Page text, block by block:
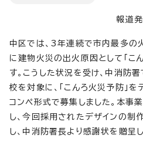
報道
中区では、3年連続で市内最多の
に建物火災の出火原因として「こ
す。こうした状況を受け、中消防
校を対象に、「こんろ火災予防」
コンペ形式で募集しました。本事
し、今回採用されたデザインの
し、中消防署長より感謝状を贈呈し